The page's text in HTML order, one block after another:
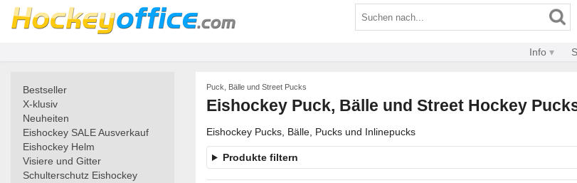
Info
Bestseller
X-klusiv
Neuheiten
Eishockey SALE Ausverkauf
Eishockey Helm
Visiere und Gitter
Schulterschutz Eishockey
Puck, Bälle und Street Pucks
Eishockey Puck, Bälle und Street Hockey
Eishockey Pucks, Bälle, Pucks und Inlinepucks
Produkte filtern